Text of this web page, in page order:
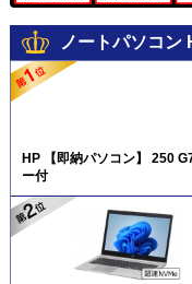
ノートパソコン
HP 【即納パソコン】 250
ー付